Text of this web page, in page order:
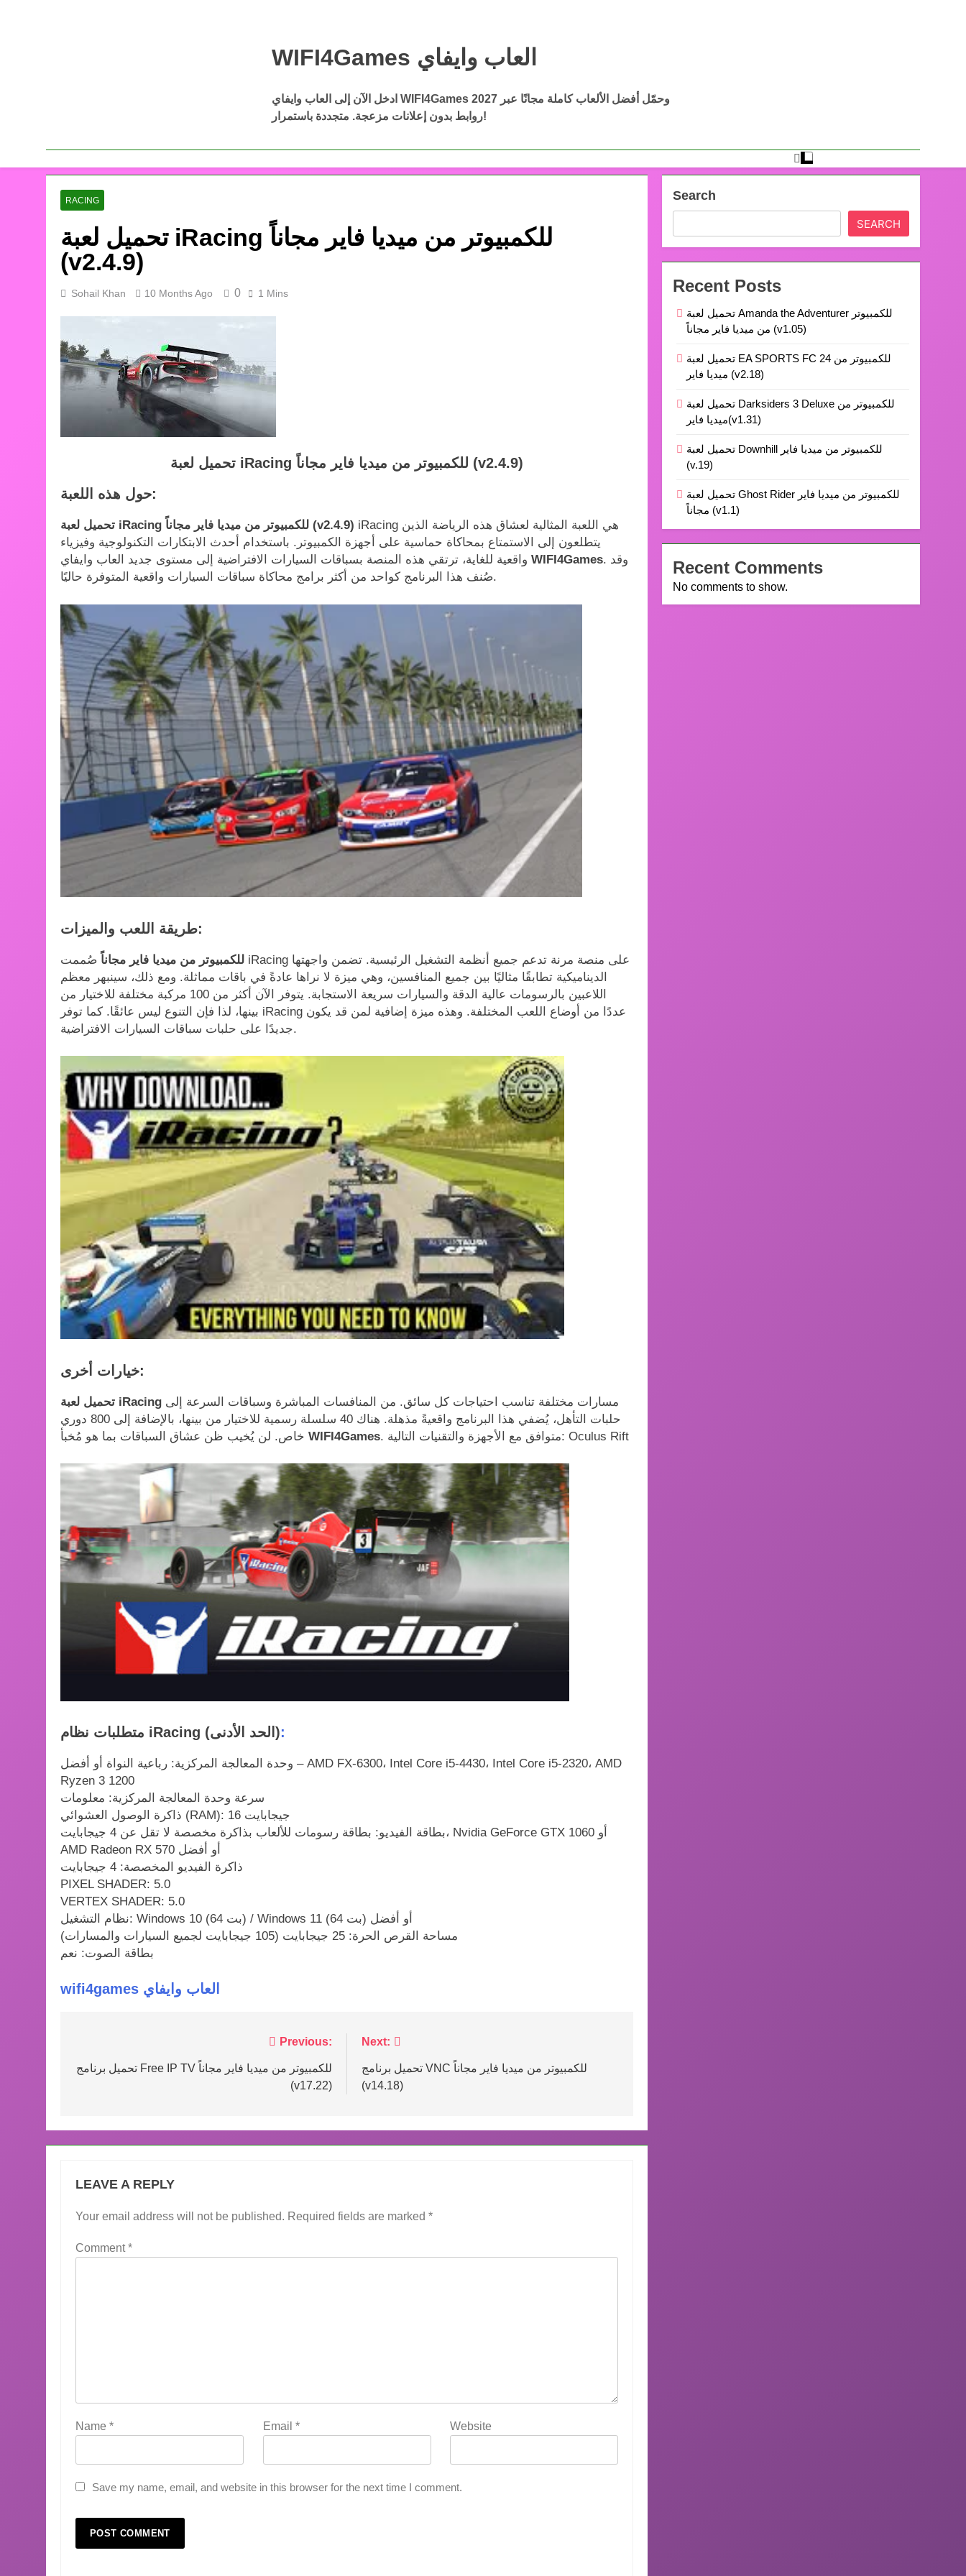
WIFI4Games العاب وايفاي
WIFI4Games العاب وايفاي
ادخل الآن إلى العاب وايفاي WIFI4Games 2027 وحمّل أفضل الألعاب كاملة مجانًا عبر
روابط بدون إعلانات مزعجة. متجددة باستمرار!
RACING
تحميل لعبة iRacing للكمبيوتر من ميديا فاير مجاناً
(v2.4.9)
Sohail Khan 10 Months Ago 0 1 Mins
تحميل لعبة iRacing للكمبيوتر من ميديا فاير مجاناً (v2.4.9)
حول هذه اللعبة:
تحميل لعبة iRacing للكمبيوتر من ميديا فاير مجاناً (v2.4.9) iRacing هي اللعبة المثالية لعشاق هذه الرياضة الذين
يتطلعون إلى الاستمتاع بمحاكاة حماسية على أجهزة الكمبيوتر. باستخدام أحدث الابتكارات التكنولوجية وفيزياء
WIFI4Games. وقد
صُنف هذا البرنامج كواحد من أكثر برامج محاكاة سباقات السيارات واقعية المتوفرة حاليًا.
طريقة اللعب والميزات:
للكمبيوتر من ميديا فاير مجاناً صُممت iRacing على منصة مرنة تدعم جميع أنظمة التشغيل الرئيسية. تضمن واجهتها
الديناميكية تطابقًا مثاليًا بين جميع المنافسين، وهي ميزة لا نراها عادةً في باقات مماثلة. ومع ذلك، سينبهر معظم
اللاعبين بالرسومات عالية الدقة والسيارات سريعة الاستجابة. يتوفر الآن أكثر من 100 مركبة مختلفة للاختيار من
بينها، لذا فإن التنوع ليس عائقًا. كما توفر iRacing عددًا من أوضاع اللعب المختلفة. وهذه ميزة إضافية لمن قد يكون
جديدًا على حلبات سباقات السيارات الافتراضية.
خيارات أخرى:
تحميل لعبة iRacing
حلبات التأهل، يُضفي هذا البرنامج واقعيةً مذهلة. هناك 40 سلسلة رسمية للاختيار من بينها، بالإضافة إلى 800 دوري
WIFI4Games . متوافق مع الأجهزة والتقنيات التالية: Oculus Rift
متطلبات نظام iRacing (الحد الأدنى):
وحدة المعالجة المركزية: رباعية النواة أو أفضل – AMD FX-6300، Intel Core i5-4430، Intel Core i5-2320، AMD
Ryzen 3 1200
سرعة وحدة المعالجة المركزية: معلومات
ذاكرة الوصول العشوائي (RAM): 16 جيجابايت
بطاقة الفيديو: بطاقة رسومات للألعاب بذاكرة مخصصة لا تقل عن 4 جيجابايت، Nvidia GeForce GTX 1060 أو
AMD Radeon RX 570 أو أفضل
ذاكرة الفيديو المخصصة: 4 جيجابايت
PIXEL SHADER: 5.0
VERTEX SHADER: 5.0
نظام التشغيل: Windows 10 (64 بت) / Windows 11 (64 بت) أو أفضل
مساحة القرص الحرة: 25 جيجابايت (105 جيجابايت لجميع السيارات والمسارات)
بطاقة الصوت: نعم
wifi4games العاب وايفاي
navigation
Previous:
تحميل برنامج Free IP TV للكمبيوتر من ميديا فاير مجاناً
(v17.22)
Next:
تحميل برنامج VNC للكمبيوتر من ميديا فاير مجاناً
(v14.18)
LEAVE A REPLY
Your email address will not be published. Required fields are marked *
Comment*
Name * Email * Website
Save my name, email, and website in this browser for the next time I comment.
Search
SEARCH
Recent Posts
تحميل لعبة Amanda the Adventurer للكمبيوتر
من ميديا فاير مجاناً (v1.05)
تحميل لعبة EA SPORTS FC 24 للكمبيوتر من
ميديا فاير (v2.18)
تحميل لعبة Darksiders 3 Deluxe للكمبيوتر من
ميديا فاير(v1.31)
تحميل لعبة Downhill للكمبيوتر من ميديا فاير
(v.19)
تحميل لعبة Ghost Rider للكمبيوتر من ميديا فاير
مجاناً (v1.1)
Recent Comments
No comments to show.